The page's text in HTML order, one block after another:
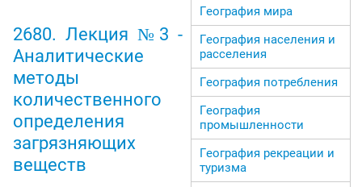
2680. Лекция №3 -
Аналитические
методы
количественного
определения
загрязняющих
веществ
География мира
География населения и
расселения
География потребления
География
промышленности
География рекреации и
туризма